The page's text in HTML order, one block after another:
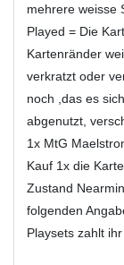
mehrere weisse
Played = Die
Kartenränder
verkratzt oder
noch ,das es
abgenutzt,
1x MtG
Kauf 1x die
Zustand
folgenden
Playsets zahlt